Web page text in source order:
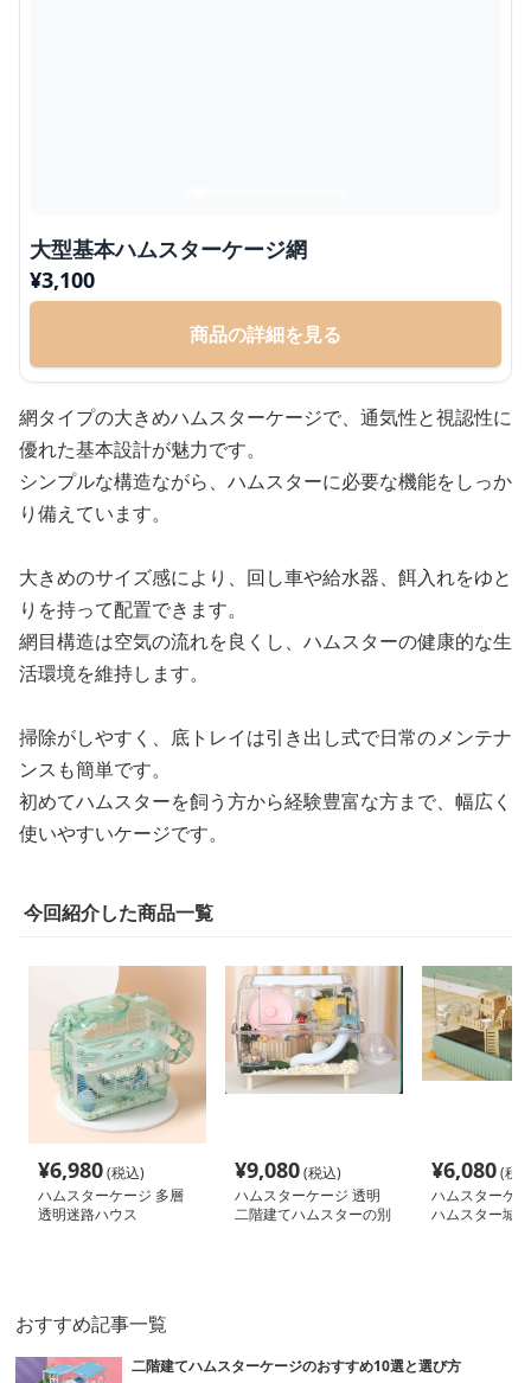
大型基本ハムスターケージ網
¥3,100
商品の詳細を見る
網タイプの大きめハムスターケージで、通気性と視認性に
優れた基本設計が魅力です。
シンプルな構造ながら、ハムスターに必要な機能をしっか
り備えています。
大きめのサイズ感により、回し車や給水器、餌入れをゆと
りを持って配置できます。
網目構造は空気の流れを良くし、ハムスターの健康的な生
活環境を維持します。
掃除がしやすく、底トレイは引き出し式で日常のメンテナ
ンスも簡単です。
初めてハムスターを飼う方から経験豊富な方まで、幅広く
使いやすいケージです。
今回紹介した商品一覧
¥6,980(税込)
ハムスターケージ 多層
透明迷路ハウス
¥9,080(税込)
ハムスターケージ 透明
二階建てハムスターの別
¥6,080(税
ハムスターケ
ハムスター城
おすすめ記事一覧
二階建てハムスターケージのおすすめ10選と選び方